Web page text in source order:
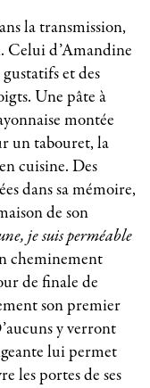
la transmission,
Celui d’Amandine
et des
Une pâte à
montée
un tabouret, la
cuisine. Des
dans sa mémoire,
de son
je suis perméable
cheminement
de finale de
son premier
y verront
lui permet
les portes de ses